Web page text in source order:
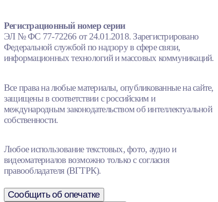
Регистрационный номер серии
ЭЛ № ФС 77-72266 от 24.01.2018. Зарегистрировано
Федеральной службой по надзору в сфере связи,
информационных технологий и массовых коммуникаций.
Все права на любые материалы, опубликованные на сайте,
защищены в соответствии с российским и
международным законодательством об интеллектуальной
собственности.
Любое использование текстовых, фото, аудио и
видеоматериалов возможно только с согласия
правообладателя (ВГТРК).
Сообщить об опечатке